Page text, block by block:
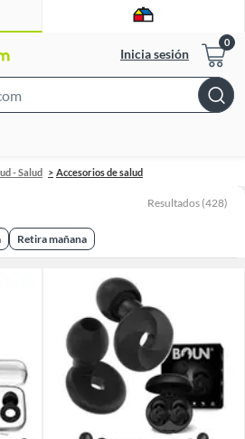
Inicia sesión
Bar
- Salud Accesorios de salud
Resultados (428)
Retira mañana